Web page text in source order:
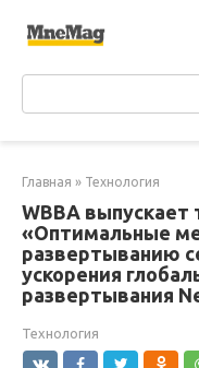
Главная » Технология
WBBA выпускает
«Оптимальные
развертыванию
ускорения
развертывания
Технология